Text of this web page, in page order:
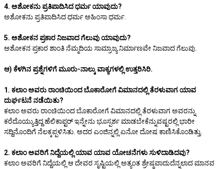
4. ಅಶೋಕನು ಪ್ರತಿಪಾದಿಸಿದ ಧರ್ಮ ಯಾವುದು?
ಅಶೋಕನು ಪ್ರತಿಪಾದಿಸಿದ ಧರ್ಮ ಅಹಿಂಸಾ ಧರ್ಮ.
5. ಅಶೋಕನ ಪ್ರಕಾರ ನಿಜವಾದ ಗೆಲುವು ಯಾವುದು?
ಅಶೋಕನ ಪ್ರಕಾರ ಶಾಂತಿ ನೆಮ್ಮದಿಯ ಸಾಮ್ರಾಜ್ಯ ನಿರ್ಮಾಣವೇ ನಿಜವಾದ ಗೆಲುವು.
ಆ) ಕೆಳಗಿನ ಪ್ರಶ್ನೆಗಳಿಗೆ ಮೂರು-ನಾಲ್ಕು ವಾಕ್ಯಗಳಲ್ಲಿ ಉತ್ತರಿಸಿರಿ.
1. ಕಲಾಂ ಅವರು ರಾಂಚಿಯಿಂದ ಬೊಕಾರೋಗೆ ವಿಮಾನದಲ್ಲಿ ತೆರಳುವಾಗ ಯಾವ
ದುರ್ಘಟನೆ ನಡೆಯಿತು?
ಕಲಾಂ ಅವರು ರಾಂಚಿಯಿಂದ ಬೊಕಾರೋಗೆ ವಿಮಾನದಲ್ಲಿ ತೆರಳುವಾಗ ಅವರನ್ನು
ಕರೆದೊಯ್ಯುತ್ತಿದ್ದ ಹೆಲಿಕಾಪ್ಟರ್ ಇನ್ನೇನು ಭೂಸ್ಪರ್ಶ ಮಾಡಬೇಕೆನ್ನುವಷ್ಟರಲ್ಲಿ ಭಾರೀ
ಸದ್ದಿನೊಂದಿಗೆ ನೆಲಕ್ಕಪ್ಪಳಿಸಿತು. ಅದರ ಎಂಜಿನ್ನಲ್ಲಿ ಏನೋ ದೋಷ ಕಾಣಿಸಿಕೊಂಡಿತ್ತು.
2. ಕಲಾಂ ಅವರಿಗೆ ನಿದ್ದೆಯಲ್ಲಿ ಯಾವ ಯಾವ ಯೋಚನೆಗಳು ಸುಳಿದಾಡಿದವು?
ಕಲಾಂ ಅವರಿಗೆ ನಿದ್ದೆಯಲ್ಲಿ ಆ ದೇವರ ಸೃಷ್ಟಿಯಲ್ಲಿ ಅತ್ಯಂತ ಶ್ರೇಷ್ಠವಾದುದೆನ್ನಲಾದ ಮಾನವ